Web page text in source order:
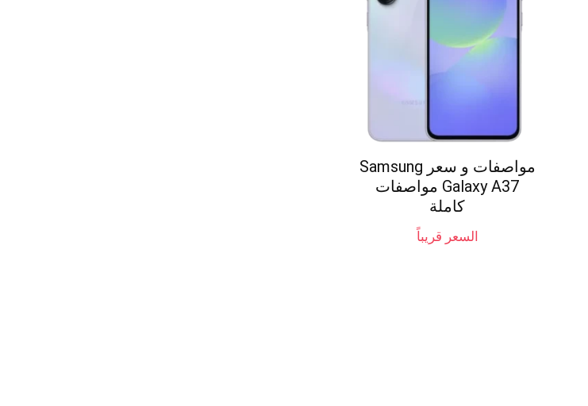
مواصفات و سعر Samsung
Galaxy A37 مواصفات
كاملة
السعر قريباً